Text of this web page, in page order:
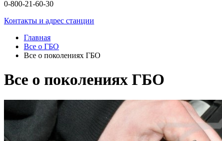
0-800-21-60-30
Контакты и адрес станции
Главная
Все о ГБО
Все о поколениях ГБО
Все о поколениях ГБО